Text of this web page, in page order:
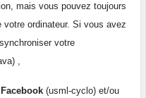
mais vous pouvez toujours
ordinateur. Si vous avez
votre
,
Facebook (usml-cyclo) et/ou